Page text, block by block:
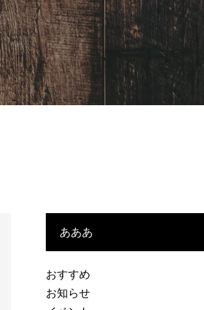
あああ
おすすめ
お知らせ